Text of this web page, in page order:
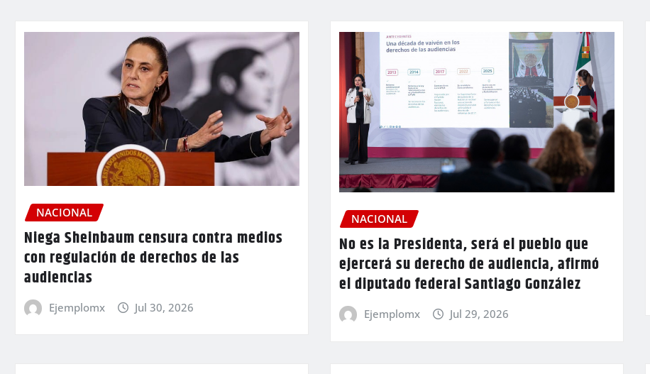
NACIONAL
Niega Sheinbaum censura contra medios
con regulación de derechos de las
audiencias
Ejemplomx Jul 30, 2026
NACIONAL
No es la Presidenta, será el pueblo que
ejercerá su derecho de audiencia, afirmó
el diputado federal Santiago González
Ejemplomx Jul 29, 2026